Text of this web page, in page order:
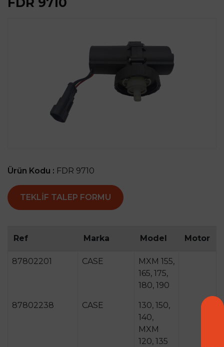
Ürün Kodu : FDR 9710
TEKLIF TALEP FORMU
Ref Marka Model Motor
87802201 CASE
MXM 155,
165, 175,
180, 190
87802238 CASE
130, 150,
140,
MXM
120, 135